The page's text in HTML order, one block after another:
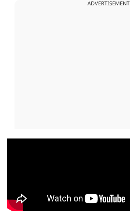
ADVERTISEMENT